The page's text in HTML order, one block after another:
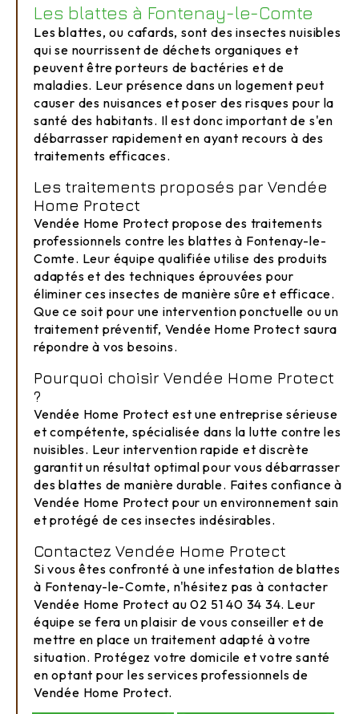
Les blattes à Fontenay-le-Comte
Les blattes, ou cafards, sont des insectes nuisibles
qui se nourrissent de déchets organiques et
peuvent être porteurs de bactéries et de
maladies. Leur présence dans un logement peut
causer des nuisances et poser des risques pour la
santé des habitants. Il est donc important de s'en
débarrasser rapidement en ayant recours à des
traitements efficaces.
Les traitements proposés par Vendée
Home Protect
Vendée Home Protect propose des traitements
professionnels contre les blattes à Fontenay-le-
Comte. Leur équipe qualifiée utilise des produits
adaptés et des techniques éprouvées pour
éliminer ces insectes de manière sûre et efficace.
Que ce soit pour une intervention ponctuelle ou un
traitement préventif, Vendée Home Protect saura
répondre à vos besoins.
Pourquoi choisir Vendée Home Protect
?
Vendée Home Protect est une entreprise sérieuse
et compétente, spécialisée dans la lutte contre les
nuisibles. Leur intervention rapide et discrète
garantit un résultat optimal pour vous débarrasser
des blattes de manière durable. Faites confiance à
Vendée Home Protect pour un environnement sain
et protégé de ces insectes indésirables.
Contactez Vendée Home Protect
Si vous êtes confronté à une infestation de blattes
à Fontenay-le-Comte, n'hésitez pas à contacter
Vendée Home Protect au 02 51 40 34 34. Leur
équipe se fera un plaisir de vous conseiller et de
mettre en place un traitement adapté à votre
situation. Protégez votre domicile et votre santé
en optant pour les services professionnels de
Vendée Home Protect.